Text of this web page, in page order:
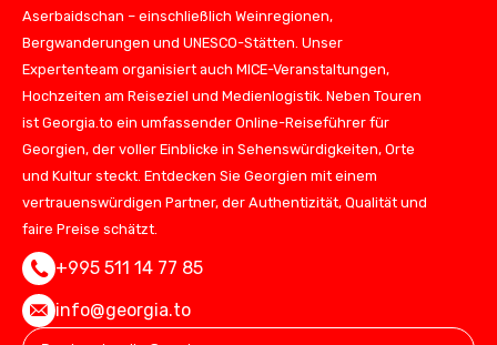
Aserbaidschan – einschließlich Weinregionen,
Bergwanderungen und UNESCO-Stätten. Unser
Expertenteam organisiert auch MICE-Veranstaltungen,
Hochzeiten am Reiseziel und Medienlogistik. Neben Touren
ist Georgia.to ein umfassender Online-Reiseführer für
Georgien, der voller Einblicke in Sehenswürdigkeiten, Orte
und Kultur steckt. Entdecken Sie Georgien mit einem
vertrauenswürdigen Partner, der Authentizität, Qualität und
faire Preise schätzt.
+995 511 14 77 85
info@georgia.to